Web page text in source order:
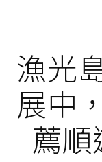
漁光
展中
薦